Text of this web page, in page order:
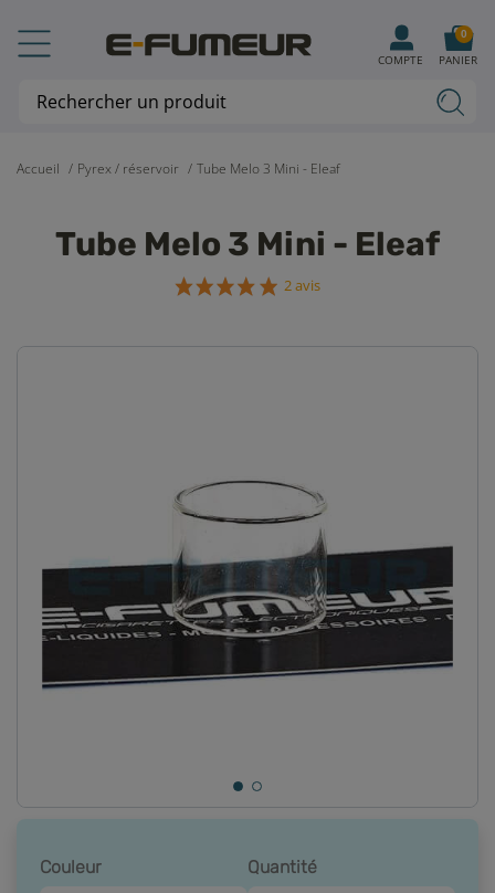
Accueil Pyrex / réservoir Tube Melo 3 Mini - Eleaf
Tube Melo 3 Mini - Eleaf
2 avis
Couleur Quantité
COMPTE PANIER
0